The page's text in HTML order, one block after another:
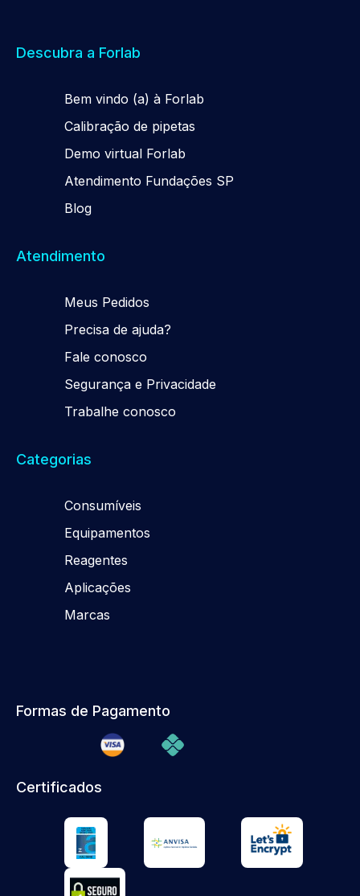
Descubra a Forlab
Bem vindo (a) à Forlab
Calibração de pipetas
Demo virtual Forlab
Atendimento Fundações SP
Blog
Atendimento
Meus Pedidos
Precisa de ajuda?
Fale conosco
Segurança e Privacidade
Trabalhe conosco
Categorias
Consumíveis
Equipamentos
Reagentes
Aplicações
Marcas
Formas de Pagamento
Certificados